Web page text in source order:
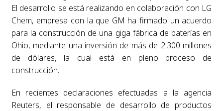
El desarrollo se está realizando en colaboración con LG
Chem, empresa con la que GM ha firmado un acuerdo
para la construcción de una giga fábrica de baterías en
Ohio, mediante una inversión de más de 2.300 millones
de dólares, la cual está en pleno proceso de
construcción.
En recientes declaraciones efectuadas a la agencia
Reuters, el responsable de desarrollo de productos